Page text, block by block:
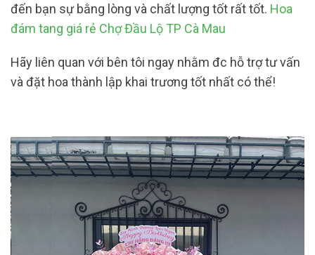
đến bạn sự bằng lòng và chất lượng tốt rất tốt. Hoa
đám tang giá rẻ Chợ Đầu Lộ TP Cà Mau
Hãy liên quan với bên tôi ngay nhằm đc hỗ trợ tư vấn
và đặt hoa thành lập khai trương tốt nhất có thể!